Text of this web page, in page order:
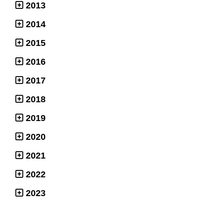
2013
2014
2015
2016
2017
2018
2019
2020
2021
2022
2023